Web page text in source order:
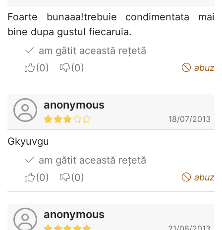
Foarte bunaaa!trebuie condimentata mai
bine dupa gustul fiecaruia.
am gătit această rețetă
I apreciateI do not appreciate abuz
anonymous
18/07/2013
Gkyuvgu
am gătit această rețetă
I apreciateI do not appreciate abuz
anonymous